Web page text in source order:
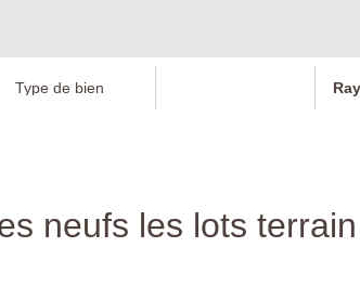
neufs les lots